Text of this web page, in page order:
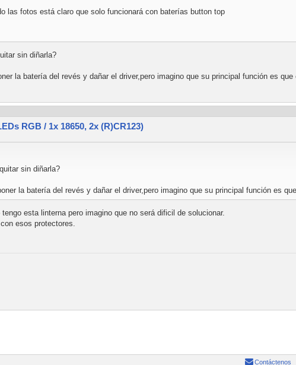
las fotos está claro que solo funcionará con baterías button top
sin diñarla?
la batería del revés y dañar el driver,pero imagino que su principal función es
RGB / 1x 18650, 2x (R)CR123)
sin diñarla?
la batería del revés y dañar el driver,pero imagino que su principal función es
esta linterna pero imagino que no será dificil de solucionar.
esos protectores.
Contáctenos